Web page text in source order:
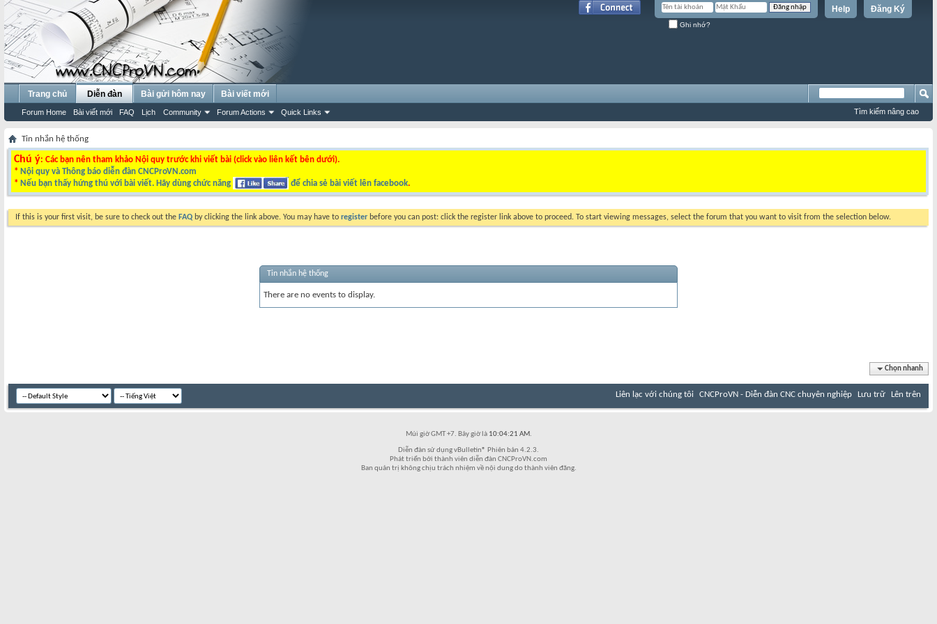
Đăng Ký
Help
Ghi nhớ?
Trang chủ Diễn đàn
Forum Home Bài viết mới FAQ Lịch Community Forum Actions Quick Links
Bài gửi hôm nay Bài viết mới
Tìm kiếm nâng cao
Tin nhắn hệ thống
Chú ý: Các bạn nên tham khảo Nội quy trước khi viết bài (click vào liên kết bên dưới).
* Nội quy và Thông báo diễn đàn CNCProVN.com
* Nếu bạn thấy hứng thú với bài viết. Hãy dùng chức năng để chia sẻ bài viết lên facebook.
If this is your first visit, be sure to check out the FAQ by clicking the link above. You may have to register before you can post: click the register link above to proceed. To start viewing messages, select the forum that you want to visit from the selection below.
Tin nhắn hệ thống
There are no events to display.
Chọn nhanh
Liên lạc với chúng tôi CNCProVN - Diễn đàn CNC chuyên nghiệp Lưu trữ Lên trên
Múi giờ GMT +7. Bây giờ là 10:04:21 AM.
Diễn đàn sử dụng vBulletin® Phiên bản 4.2.3.
Phát triển bởi thành viên diễn đàn CNCProVN.com
Ban quản trị không chịu trách nhiệm về nội dung do thành viên đăng.